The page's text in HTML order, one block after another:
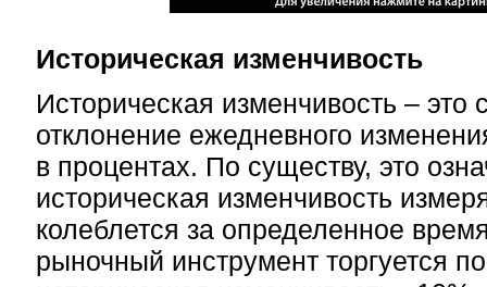
Историческая изменчивость
Историческая изменчивость – это
отклонение ежедневного
в процентах. По существу, это
историческая изменчивость
колеблется за определенное
рыночный инструмент торгуется